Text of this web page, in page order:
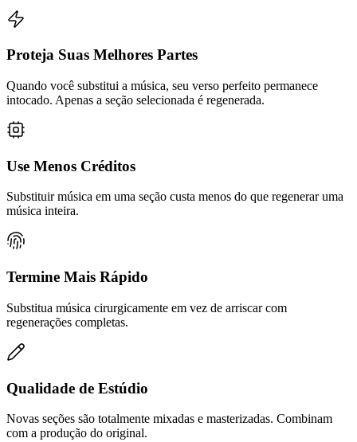
Proteja Suas Melhores Partes
Quando você substitui a música, seu verso perfeito permanece
intocado. Apenas a seção selecionada é regenerada.
Use Menos Créditos
Substituir música em uma seção custa menos do que regenerar uma
música inteira.
Termine Mais Rápido
Substitua música cirurgicamente em vez de arriscar com
regenerações completas.
Qualidade de Estúdio
Novas seções são totalmente mixadas e masterizadas. Combinam
com a produção do original.